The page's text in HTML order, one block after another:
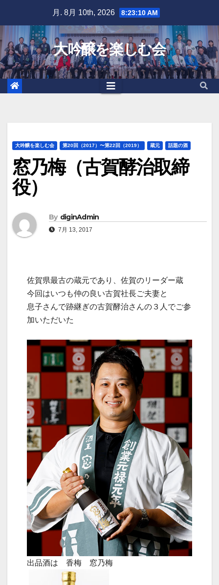
content
月. 8月 10th, 2026 8:23:11 AM
大吟醸を楽しむ会
大吟醸を楽しむ会 第20回（2017）〜第22回（2019） 蔵元 話題の酒
窓乃梅（古賀酵治取締
役）
By diginAdmin
7月 13, 2017
佐賀県最古の蔵元であり、佐賀のリーダー蔵
今回はいつも仲の良い古賀社長ご夫妻と
息子さんで跡継ぎの古賀酵治さんの３人でご参
加いただいた
出品酒は 香梅 窓乃梅